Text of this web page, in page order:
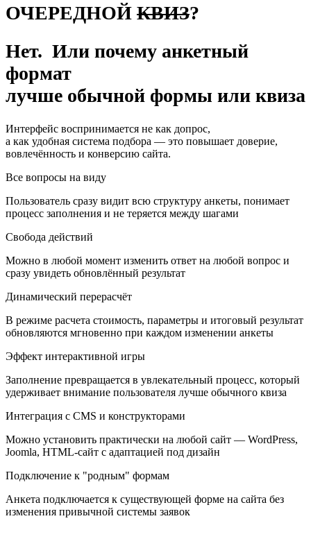
ОЧЕРЕДНОЙ КВИЗ?
Нет. Или почему анкетный
формат
лучше обычной формы или квиза
Интерфейс воспринимается не как допрос,
а как удобная система подбора — это повышает доверие,
вовлечённость и конверсию сайта.
Все вопросы на виду
Пользователь сразу видит всю структуру анкеты, понимает
процесс заполнения и не теряется между шагами
Свобода действий
Можно в любой момент изменить ответ на любой вопрос и
сразу увидеть обновлённый результат
Динамический перерасчёт
В режиме расчета стоимость, параметры и итоговый результат
обновляются мгновенно при каждом изменении анкеты
Эффект интерактивной игры
Заполнение превращается в увлекательный процесс, который
удерживает внимание пользователя лучше обычного квиза
Интеграция с CMS и конструкторами
Можно установить практически на любой сайт — WordPress,
Joomla, HTML-сайт с адаптацией под дизайн
Подключение к "родным" формам
Анкета подключается к существующей форме на сайта без
изменения привычной системы заявок